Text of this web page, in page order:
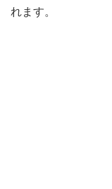
れます。